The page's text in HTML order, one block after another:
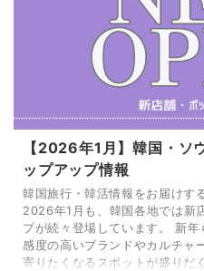
【2026年1月】韓国・ソ
ップアップ情報
韓国旅行・韓活情報をお届けす
2026年1月も、韓国各地では新
プが続々登場しています。 新年
感度の高いブランドやカルチャ
寄りたくなるスポットが盛りだ